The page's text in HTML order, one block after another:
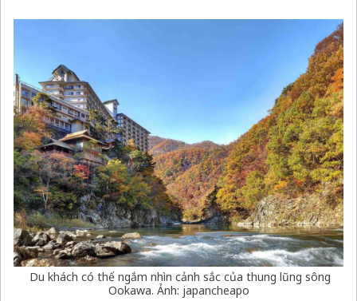
Du khách có thể ngắm nhìn cảnh sắc của thung lũng sông
Ookawa. Ảnh: japancheapo